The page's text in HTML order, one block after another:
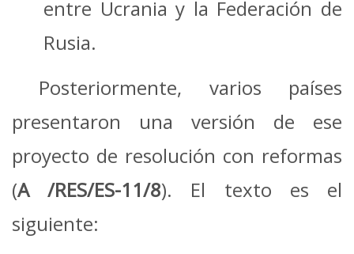
entre Ucrania y la Federación de
Rusia.
Posteriormente, varios países
presentaron una versión de ese
proyecto de resolución con reformas
(A /RES/ES-11/8). El texto es el
siguiente: